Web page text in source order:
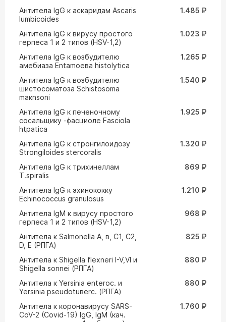
Антитела IgG к аскаридам Ascaris
lumbicoides
1.485 ₽
Антитела IgG к вирусу простого
герпеса 1 и 2 типов (HSV-1,2)
1.023 ₽
Антитела IgG к возбудителю
амебиаза Entamoeвa histolytica
1.265 ₽
Антитела IgG к возбудителю
шистосоматоза Schistosoma
maкnsoni
1.540 ₽
Антитела IgG к печеночному
сосальщику -фасциоле Fasciola
htpatica
1.925 ₽
Антитела IgG к стронгилоидозу
Strongiloides stercoralis
1.320 ₽
Антитела IgG к трихинеллам
T.spiralis
869 ₽
Антитела IgG к эхинококку
Echinococcus granulosus
1.210 ₽
Антитела IgM к вирусу простого
герпеса 1 и 2 типов (HSV-1,2)
968 ₽
Антитела к Salmonella A, в, C1, C2,
D, E (РПГА)
825 ₽
Антитела к Shigella flexneri I-V,VI и
Shigella sonnei (РПГА)
880 ₽
Антитела к Yersinia enteroc. и
Yersinia pseudotuвerc. (РПГА)
880 ₽
Антитела к коронавирусу SARS-
CoV-2 (Covid-19) IgG, IgM (кач.
1.760 ₽